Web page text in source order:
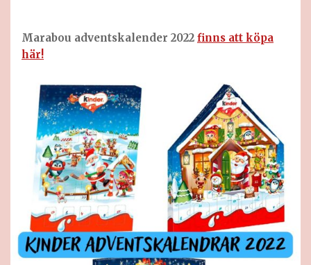
Marabou adventskalender 2022 finns att köpa
här!